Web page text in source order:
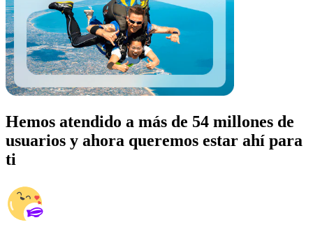
Hemos atendido a más de 54 millones de
usuarios y ahora queremos estar ahí para
ti